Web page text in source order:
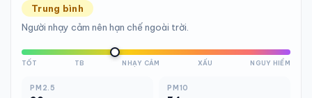
Trung bình
Người nhạy cảm nên hạn chế ngoài trời.
TỐT TB NHẠY CẢM XẤU NGUY HIỂM
PM2.5 PM10